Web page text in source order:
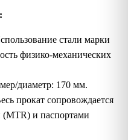
стали марки
физико-механических
диаметр: 170 мм.
прокат сопровождается
(MTR) и паспортами